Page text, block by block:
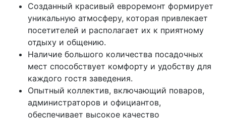
Созданный красивый евроремонт формирует
уникальную атмосферу, которая привлекает
посетителей и располагает их к приятному
отдыху и общению.
Наличие большого количества посадочных
мест способствует комфорту и удобству для
каждого гостя заведения.
Опытный коллектив, включающий поваров,
администраторов и официантов,
обеспечивает высокое качество